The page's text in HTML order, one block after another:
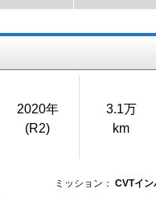
2020年
(R2)
3.1万
km
ミッション： CVTイン